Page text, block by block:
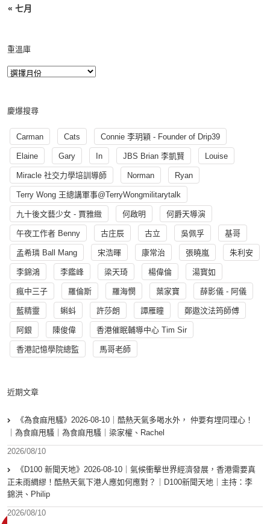
« 七月
重溫庫
慶爆搜尋
Carman Cats Connie 李玥穎 - Founder of Drip39
Elaine Gary In JBS Brian 李凱賢 Louise
Miracle 社交力學培訓導師 Norman Ryan
Terry Wong 王總講軍事@TerryWongmilitarytalk
九十後文藝少女 - 賈雅緻 何啟明 何爵天導演
午夜工作者 Benny 古庄辰 古立 吳佩孚 基哥
孟希璘 Ball Mang 宋浩暉 康常治 張曉嵐 朱利安
李錦鴻 李鑑峰 梁天琦 楊偉倫 湯寳如
瘋中三子 羅倫斯 羅海憫 葉家寶 薛影儀 - 阿儀
藍精靈 蝌蚪 許莎朗 譚雁瞳 鄭遨汶法筠師傅
阿銀 陳俊偉 香港催眠輔導中心 Tim Sir
香港記憶學院總監 馬哥老師
近期文章
《為食麻甩騷》2026-08-10｜酷熱天氣多喝水外， 仲要有埋同理心！
｜為食麻甩騷｜為食麻甩騷｜梁家權、Rachel
2026/08/10
《D100 新聞天地》2026-08-10｜氣候衝擊世界經濟發展，香港需要真
正未雨綢繆！酷熱天氣下港人應如何應對？｜D100新聞天地｜主持：李
錦洪、Philip
2026/08/10